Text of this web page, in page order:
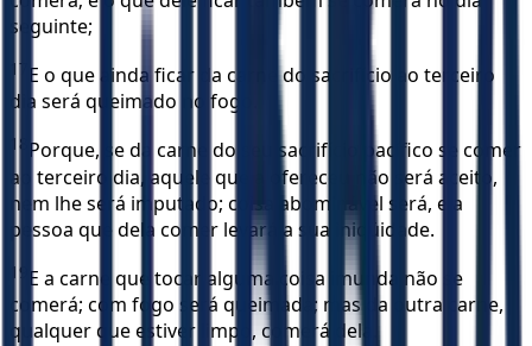
seguinte;
17 E o que ainda ficar da carne do sacrifício ao terceiro
dia será queimado no fogo.
18 Porque, se da carne do seu sacrifício pacífico se comer
ao terceiro dia, aquele que a ofereceu não será aceito,
nem lhe será imputado; coisa abominável será, e a
pessoa que dela comer levará a sua iniqüidade.
19 E a carne que tocar alguma coisa imunda não se
comerá; com fogo será queimada; mas da outra carne,
qualquer que estiver limpo, comerá dela.